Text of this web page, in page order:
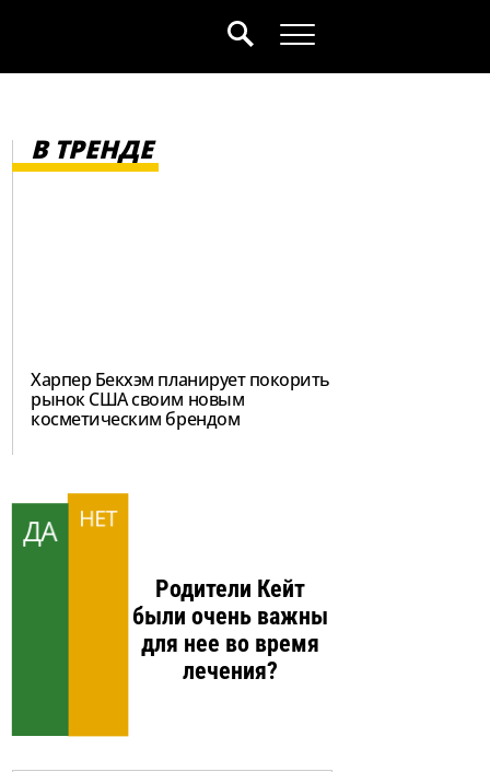
В ТРЕНДЕ
Харпер Бекхэм планирует покорить
рынок США своим новым
косметическим брендом
ДА НЕТ
Родители Кейт
были очень важны
для нее во время
лечения?